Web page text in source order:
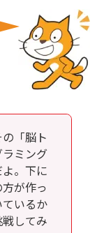
「脳ト
ミング
。下に
が作っ
いるか
してみ